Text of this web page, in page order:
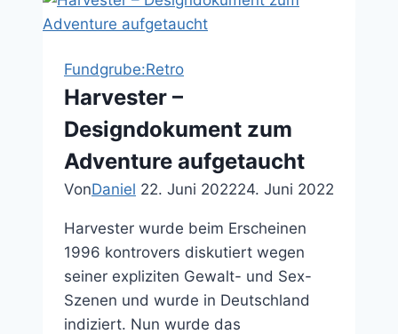
Doom
2
Fundgrube:Retro
Harvester –
Designdokument zum
Adventure aufgetaucht
VonDaniel 22. Juni 202224. Juni 2022
Harvester wurde beim Erscheinen
1996 kontrovers diskutiert wegen
seiner expliziten Gewalt- und Sex-
Szenen und wurde in Deutschland
indiziert. Nun wurde das